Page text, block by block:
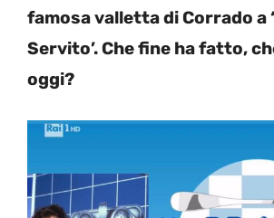
famosa valletta di Corrado a
Servito’. Che fine ha fatto,
oggi?